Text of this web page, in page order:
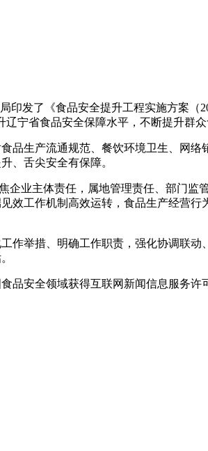
发了《食品安全提升工程实施方案（
宁省食品安全保障水平，不断提升群众
生产流通规范、餐饮环境卫生、网络
、舌尖安全有保障。
业主体责任，属地管理责任、部门监
效工作机制高效运转，食品生产经营
举措、明确工作职责，强化协调联动
安全领域获得互联网新闻信息服务许